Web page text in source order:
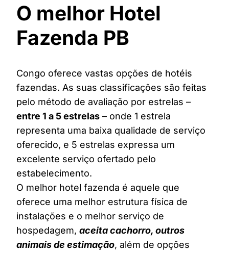
O melhor Hotel
Fazenda PB
Congo oferece vastas opções de hotéis
fazendas. As suas classificações são feitas
pelo método de avaliação por estrelas –
entre 1 a 5 estrelas – onde 1 estrela
representa uma baixa qualidade de serviço
oferecido, e 5 estrelas expressa um
excelente serviço ofertado pelo
estabelecimento.
O melhor hotel fazenda é aquele que
oferece uma melhor estrutura física de
instalações e o melhor serviço de
hospedagem, aceita cachorro, outros
animais de estimação, além de opções